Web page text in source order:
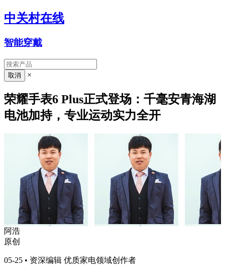
中关村在线
智能穿戴
×
荣耀手表6 Plus正式登场：千毫安青海湖
电池加持，专业运动实力全开
阿浩
原创
05-25 • 资深编辑 优质家电领域创作者